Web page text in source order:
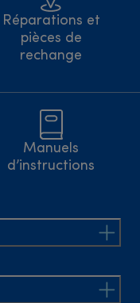
Réparations et
pièces de
rechange
Manuels
d’instructions